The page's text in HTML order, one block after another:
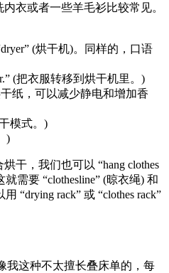
内衣或者一些羊毛衫比较常见。
(烘干机)。同样的，口语
(把衣服转移到烘干机里。)
干纸，可以减少静电和增加香
模式。)
)
干，我们也可以 “hang clothes
需要 “clothesline” (晾衣绳) 和
“drying rack” 或 “clothes rack”
我这种不太擅长叠床单的，每